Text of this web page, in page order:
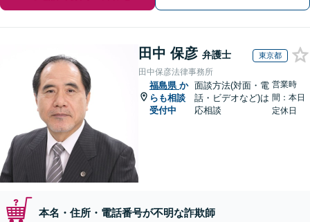
田中 保彦 弁護士 東京都
田中保彦法律事務所
福島県 か
らも相談
受付中
面談方法(対面・電
話・ビデオなど)は
応相談
営業時
間：本日
定休日
本名・住所・電話番号が不明な詐欺師